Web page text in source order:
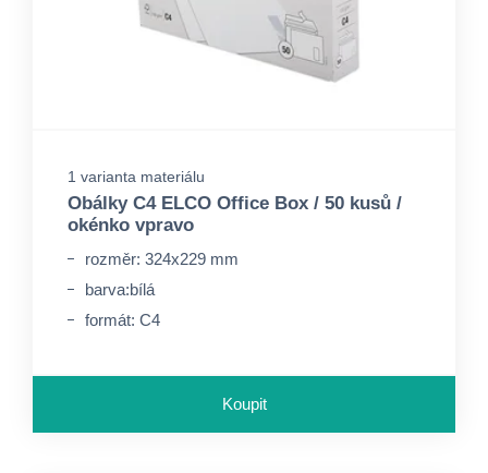
1 varianta materiálu
Obálky C4 ELCO Office Box / 50 kusů /
okénko vpravo
rozměr: 324x229 mm
barva:bílá
formát: C4
Koupit